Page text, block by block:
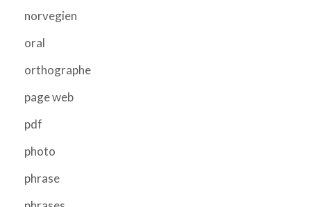
norvegien
oral
orthographe
page web
pdf
photo
phrase